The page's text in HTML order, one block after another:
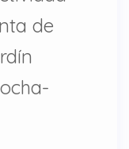
de